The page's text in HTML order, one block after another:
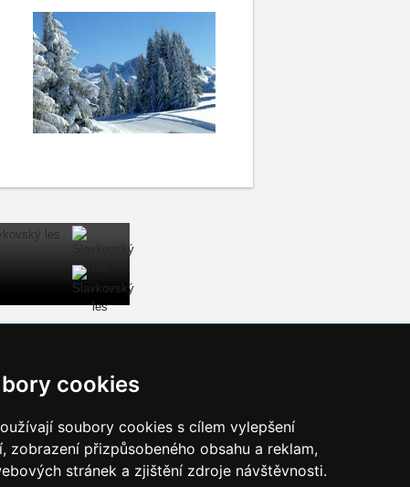
cookies
soubory cookies s cílem vylepšení
zobrazení přizpůsobeného obsahu a reklam,
stránek a zjištění zdroje návštěvnosti.
České hory
Chorvatsko